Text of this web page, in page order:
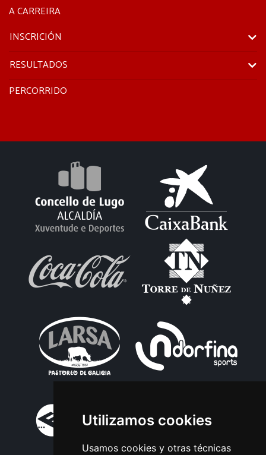
Utilizamos cookies
Usamos cookies y otras técnicas
A CARREIRA
INSCRICIÓN
RESULTADOS
PERCORRIDO